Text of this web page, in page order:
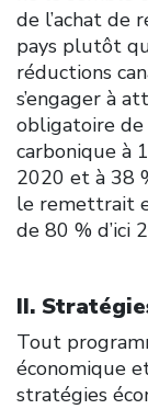
de l’achat de
pays plutôt
réductions
s’engager à
obligatoire de
carbonique à
2020 et à 38
le remettrait
de 80 % d’ici
II.
Tout
économique
stratégies